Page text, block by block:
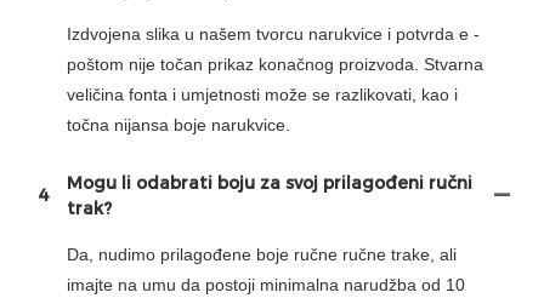
Izdvojena slika u našem tvorcu narukvice i potvrda e -
poštom nije točan prikaz konačnog proizvoda. Stvarna
veličina fonta i umjetnosti može se razlikovati, kao i
točna nijansa boje narukvice.
4
Mogu li odabrati boju za svoj prilagođeni ručni
trak?
Da, nudimo prilagođene boje ručne ručne trake, ali
imajte na umu da postoji minimalna narudžba od 10